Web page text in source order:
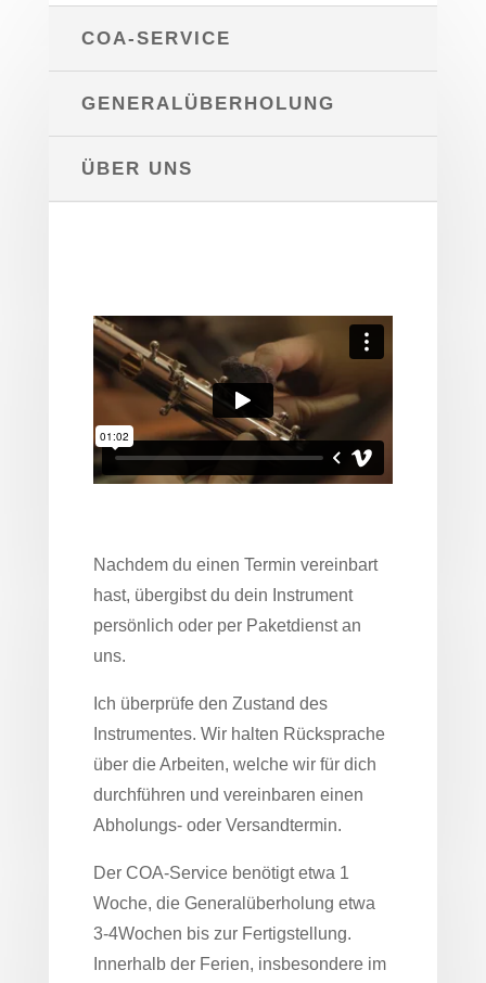
COA-SERVICE
GENERALÜBERHOLUNG
ÜBER UNS
Nachdem du einen Termin vereinbart
hast, übergibst du dein Instrument
persönlich oder per Paketdienst an
uns.
Ich überprüfe den Zustand des
Instrumentes. Wir halten Rücksprache
über die Arbeiten, welche wir für dich
durchführen und vereinbaren einen
Abholungs- oder Versandtermin.
Der COA-Service benötigt etwa 1
Woche, die Generalüberholung etwa
3-4Wochen bis zur Fertigstellung.
Innerhalb der Ferien, insbesondere im